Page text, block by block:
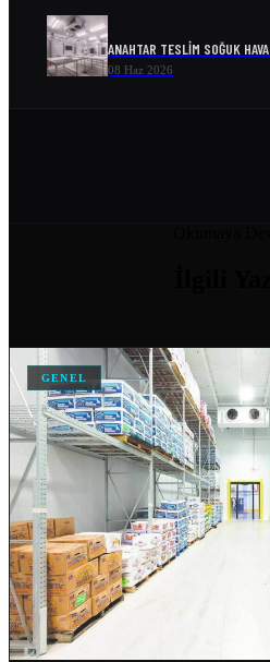
ANAHTAR TESLIM SOĞUK
08 Haz 2026
SOĞUK HAVA DEPOSU
04 Nis 2026
ANKARA IÇIN SOĞUK HAVA
04 Nis 2026
DONUK ODA
11 Şub 2026
GENEL